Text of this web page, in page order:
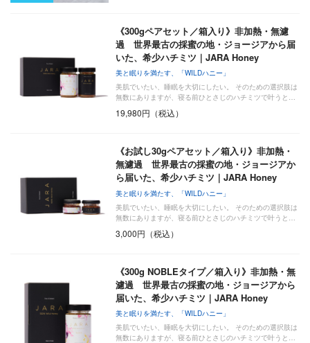
《300gペアセット／箱入り》非加熱・無濾
過 世界最古の採蜜の地・ジョージアから届
いた、希少ハチミツ｜JARA Honey
美と眠りを満たす、「WILDハニー」
美肌でいたい、睡眠を大切にしたい。 そのための選択肢は
無数にありますが、寝る前ひとさじのハチミツで叶うと…
19,980円（税込）
《お試し30gペアセット／箱入り》非加熱・
無濾過 世界最古の採蜜の地・ジョージアか
ら届いた、希少ハチミツ｜JARA Honey
美と眠りを満たす、「WILDハニー」
美肌でいたい、睡眠を大切にしたい。 そのための選択肢は
無数にありますが、寝る前ひとさじのハチミツで叶うと…
3,000円（税込）
《300g NOBLEタイプ／箱入り》非加熱・無
濾過 世界最古の採蜜の地・ジョージアから
届いた、希少ハチミツ｜JARA Honey
美と眠りを満たす、「WILDハニー」
美肌でいたい、睡眠を大切にしたい。 そのための選択肢は
無数にありますが、寝る前ひとさじのハチミツで叶うと…